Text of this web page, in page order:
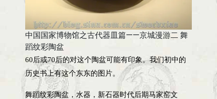
中国国家博物馆之古代器皿篇——京城漫游二 舞
蹈纹彩陶盆
60后或70后的对这个陶盆可能有印象。我们初中的
历史书上有这个东东的图片。
舞蹈纹彩陶盆，水器，新石器时代后期马家窑文